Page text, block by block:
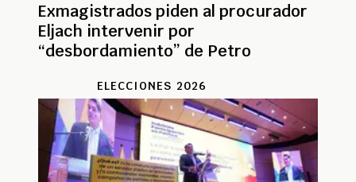
Exmagistrados piden al procurador
Eljach intervenir por
“desbordamiento” de Petro
ELECCIONES 2026